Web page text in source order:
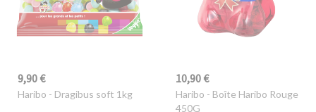
9,90 €
Haribo - Dragibus soft 1kg
10,90 €
Haribo - Boîte Haribo Rouge
450G